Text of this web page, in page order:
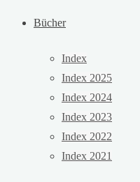
Bücher
Index
Index 2025
Index 2024
Index 2023
Index 2022
Index 2021